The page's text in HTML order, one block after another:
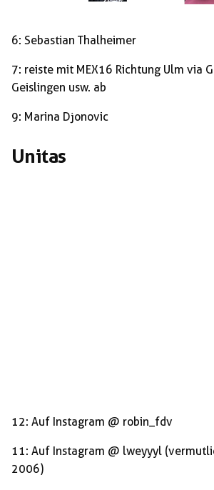
6: Sebastian Thalheimer
7: reiste mit MEX16 Richtung Ulm via
Geislingen usw. ab
9: Marina Djonovic
Unitas
12: Auf Instagram @ robin_fdv
11: Auf Instagram @ lweyyyl
2006)